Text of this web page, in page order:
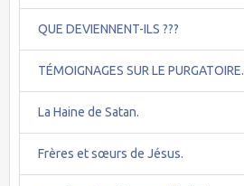
QUE DEVIENNENT-ILS ???
TÉMOIGNAGES SUR LE PURGATOIRE.
La Haine de Satan.
Frères et sœurs de Jésus.